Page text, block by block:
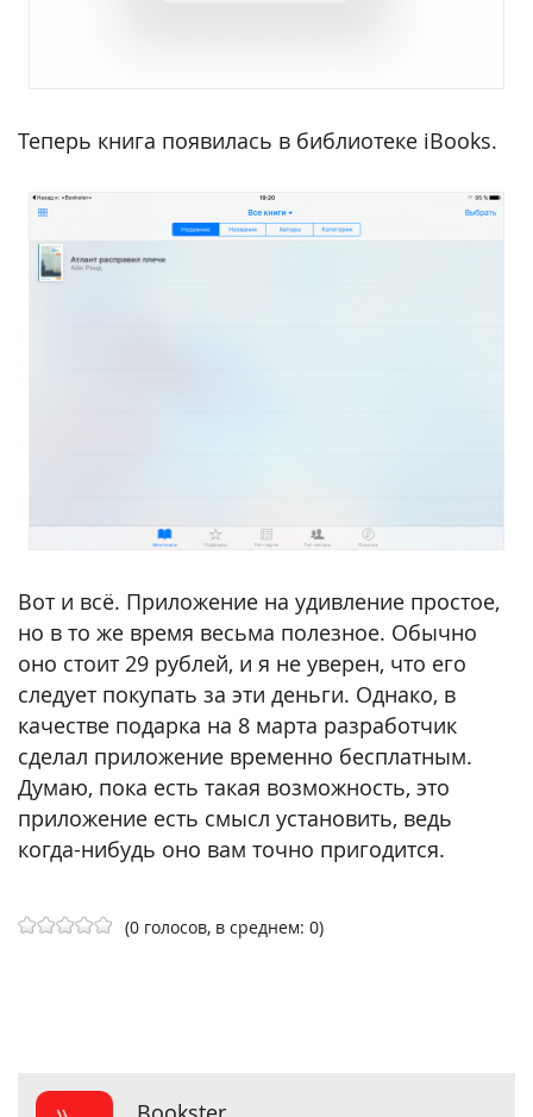
Теперь книга появилась в библиотеке iBooks.
Вот и всё. Приложение на удивление простое,
но в то же время весьма полезное. Обычно
оно стоит 29 рублей, и я не уверен, что его
следует покупать за эти деньги. Однако, в
качестве подарка на 8 марта разработчик
сделал приложение временно бесплатным.
Думаю, пока есть такая возможность, это
приложение есть смысл установить, ведь
когда-нибудь оно вам точно пригодится.
(0 голосов, в среднем: 0)